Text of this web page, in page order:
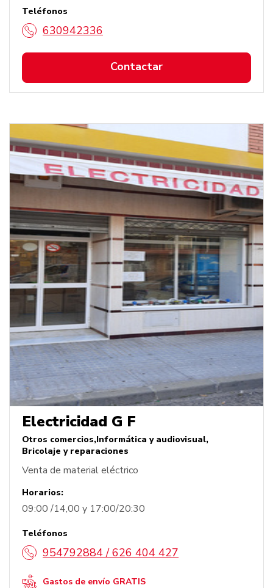
Teléfonos
630942336
Contactar
Electricidad G F
Otros comercios Informática y audiovisual
Bricolaje y reparaciones
Venta de material eléctrico
Horarios:
09:00 /14,00 y 17:00/20:30
Teléfonos
954792884 / 626 404 427
Gastos de envío GRATIS